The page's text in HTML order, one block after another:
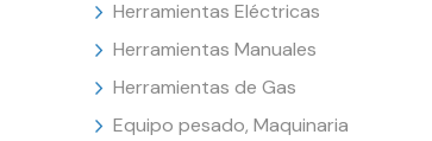
Herramientas Eléctricas
Herramientas Manuales
Herramientas de Gas
Equipo pesado, Maquinaria